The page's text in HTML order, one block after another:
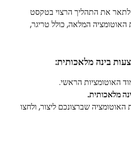
את התהליך הרצוי בטקסט
המלאה, כולל טריגר,
בינה מלאכותית:
האוטומציות הראשי.
מלאכותית.
שברצונכם ליצור, ולחצו